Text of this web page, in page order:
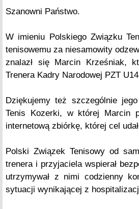
Szanowni Państwo.
W imieniu Polskiego Związku
tenisowemu za niesamowity
znalazł się Marcin Krześniak,
Trenera Kadry Narodowej PZT
Dziękujemy też szczególnie
Tenis Kozerki, w której Marcin
internetową zbiórkę, której cel
Polski Związek Tenisowy od
trenera i przyjaciela wspierał
utrzymywał z nimi codzienny
sytuacji wynikającej z